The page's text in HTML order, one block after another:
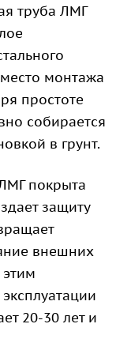
труба ЛМГ
монтажа
простоте
собирается
в грунт.
покрыта
защиту
внешних
20-30 лет и